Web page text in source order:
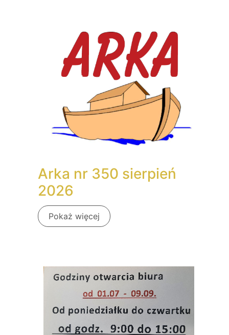
Arka nr 350 sierpień
2026
Pokaż więcej